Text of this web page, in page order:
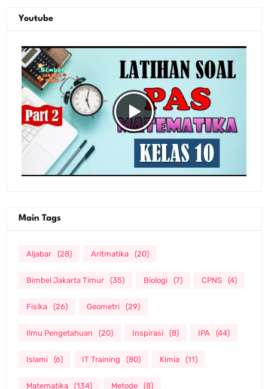
Youtube
Main Tags
Aljabar (28) Aritmatika (20)
Bimbel Jakarta Timur (35) Biologi (7) CPNS (4)
Fisika (26) Geometri (29)
Ilmu Pengetahuan (20) Inspirasi (8) IPA (44)
Islami (6) IT Training (80) Kimia (11)
Matematika (134) Metode (8)